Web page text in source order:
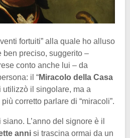
fortuiti” alla quale ho alluso
ben preciso, suggerito –
conto anche lui – da
il “Miracolo della Casa
utilizzò il singolare, ma a
corretto parlare di “miracoli”.
siano. L’anno del signore è il
anni si trascina ormai da un